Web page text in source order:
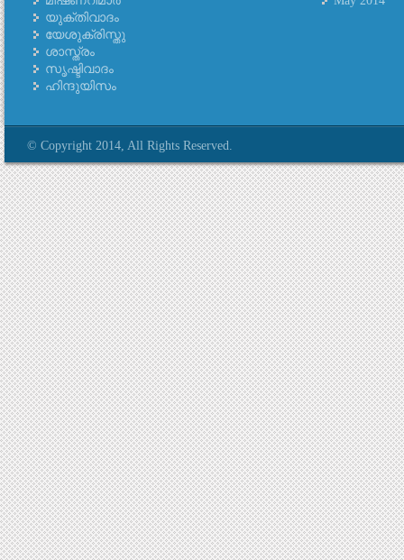
യുക്തിവാദം
യേശുക്രിസ്തു
ശാസ്ത്രം
സൃഷ്ടിവാദം
ഹിന്ദുയിസം
© Copyright 2014, All Rights Reserved.